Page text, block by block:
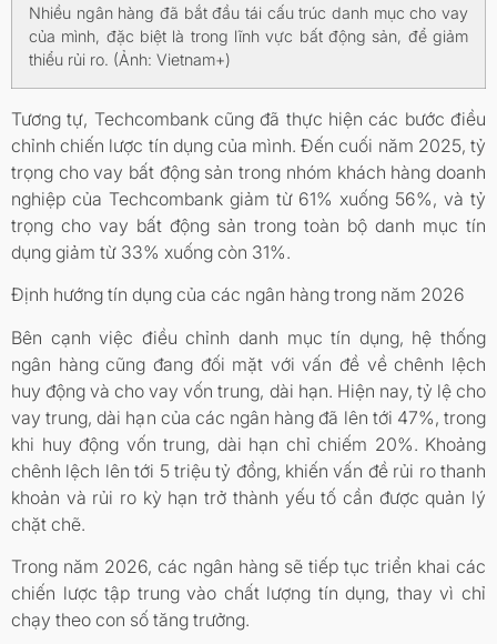
Nhiều ngân hàng đã bắt đầu tái cấu trúc danh mục cho vay
của mình, đặc biệt là trong lĩnh vực bất động sản, để giảm
thiểu rủi ro. (Ảnh: Vietnam+)
Tương tự, Techcombank cũng đã thực hiện các bước điều
chỉnh chiến lược tín dụng của mình. Đến cuối năm 2025, tỷ
trọng cho vay bất động sản trong nhóm khách hàng doanh
nghiệp của Techcombank giảm từ 61% xuống 56%, và tỷ
trọng cho vay bất động sản trong toàn bộ danh mục tín
dụng giảm từ 33% xuống còn 31%.
Định hướng tín dụng của các ngân hàng trong năm 2026
Bên cạnh việc điều chỉnh danh mục tín dụng, hệ thống
ngân hàng cũng đang đối mặt với vấn đề về chênh lệch
huy động và cho vay vốn trung, dài hạn. Hiện nay, tỷ lệ cho
vay trung, dài hạn của các ngân hàng đã lên tới 47%, trong
khi huy động vốn trung, dài hạn chỉ chiếm 20%. Khoảng
chênh lệch lên tới 5 triệu tỷ đồng, khiến vấn đề rủi ro thanh
khoản và rủi ro kỳ hạn trở thành yếu tố cần được quản lý
chặt chẽ.
Trong năm 2026, các ngân hàng sẽ tiếp tục triển khai các
chiến lược tập trung vào chất lượng tín dụng, thay vì chỉ
chạy theo con số tăng trưởng.